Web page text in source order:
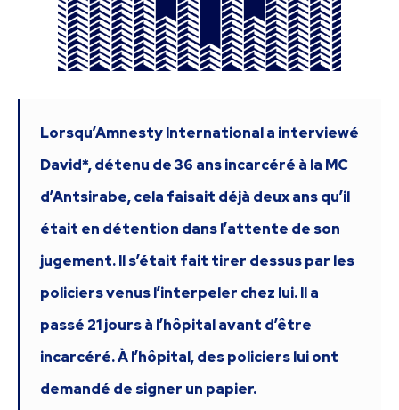
Lorsqu’Amnesty International a interviewé
David*, détenu de 36 ans incarcéré à la MC
d’Antsirabe, cela faisait déjà deux ans qu’il
était en détention dans l’attente de son
jugement. Il s’était fait tirer dessus par les
policiers venus l’interpeler chez lui. Il a
passé 21 jours à l’hôpital avant d’être
incarcéré. À l’hôpital, des policiers lui ont
demandé de signer un papier.